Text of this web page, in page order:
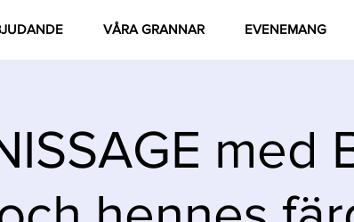
VÅRA GRANNAR EVENEMANG
med